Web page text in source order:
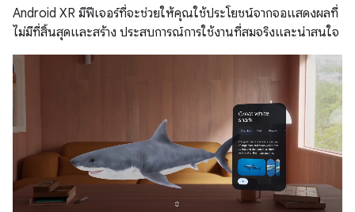
Android XR มีฟีเจอร์ที่จะช่วยให้คุณใช้ประโยชน์จากจอแสดงผลที่
ไม่มีที่สิ้นสุดและสร้าง ประสบการณ์การใช้งานที่สมจริงและน่าสนใจ